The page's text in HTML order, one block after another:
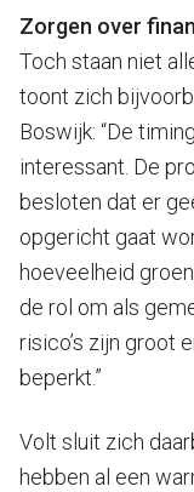
Zorgen over
Toch staan niet
toont zich
Boswijk: “De
interessant. De
besloten dat er
opgericht gaat
hoeveelheid
de rol om als
risico’s zijn groot
beperkt.”
Volt sluit zich
hebben al een